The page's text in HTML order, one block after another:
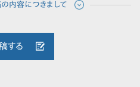
する